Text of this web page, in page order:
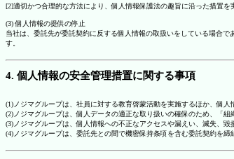
[2]適切かつ合理的な方法により、個人情報保護法の趣旨に沿った措置
(3) 個人情報の提供の停止
当社は、委託先が委託契約に反する個人情報の取扱いをしている場合
す。
4. 個人情報の安全管理措置に関する事項
(1)ノジマグループは、社員に対する教育啓蒙活動を実施するほか、個
(2)ノジマグループは、個人データの適正な取り扱いの確保のため、「
(3)ノジマグループは、個人情報への不正なアクセスや漏えい、滅失、
(4)ノジマグループは、委託先との間で機密保持条項を含む委託契約を